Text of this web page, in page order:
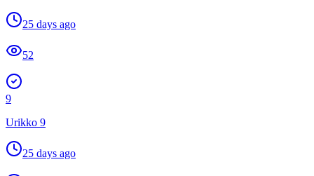
25 days ago
52
9
Urikko 9
25 days ago